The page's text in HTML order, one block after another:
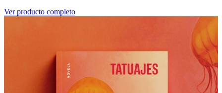
Ver producto completo